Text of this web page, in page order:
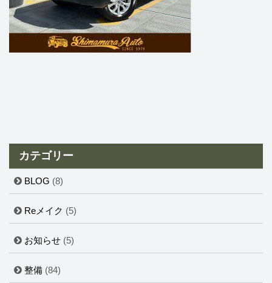
カテゴリー
BLOG (8)
Reメイク (5)
お知らせ (5)
整備 (84)